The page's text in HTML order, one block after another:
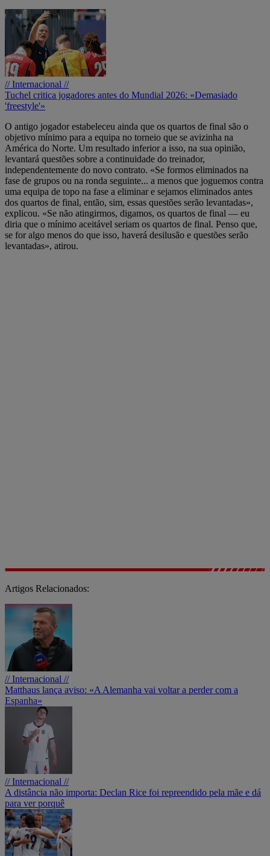
// Internacional //
Tuchel critica jogadores antes do Mundial 2026: «Demasiado
'freestyle'»
O antigo jogador estabeleceu ainda que os quartos de final são o
objetivo mínimo para a equipa no torneio que se avizinha na
América do Norte. Um resultado inferior a isso, na sua opinião,
levantará questões sobre a continuidade do treinador,
independentemente do novo contrato. «Se formos eliminados na
fase de grupos ou na ronda seguinte... a menos que joguemos contra
uma equipa de topo na fase a eliminar e sejamos eliminados antes
dos quartos de final, então, sim, essas questões serão levantadas»,
explicou. «Se não atingirmos, digamos, os quartos de final — eu
diria que o mínimo aceitável seriam os quartos de final. Penso que,
se for algo menos do que isso, haverá desilusão e questões serão
levantadas», atirou.
Artigos Relacionados:
// Internacional //
Matthaus lança aviso: «A Alemanha vai voltar a perder com a
Espanha»
// Internacional //
A distância não importa: Declan Rice foi repreendido pela mãe e dá
para ver porquê